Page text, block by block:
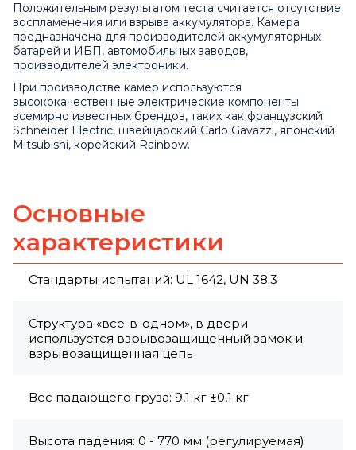
Положительным результатом теста считается отсутствие
воспламенения или взрыва аккумулятора. Камера
предназначена для производителей аккумуляторных
батарей и ИБП, автомобильных заводов,
производителей электроники.
При производстве камер используются
высококачественные электрические компоненты
всемирно известных брендов, таких как французский
Schneider Electric, швейцарский Carlo Gavazzi, японский
Mitsubishi, корейский Rainbow.
Основные
характеристики
Стандарты испытаний: UL 1642, UN 38.3
Структура «все-в-одном», в двери
используется взрывозащищенный замок и
взрывозащищенная цепь
Вес падающего груза: 9,1 кг ±0,1 кг
Высота падения: 0 - 770 мм (регулируемая)